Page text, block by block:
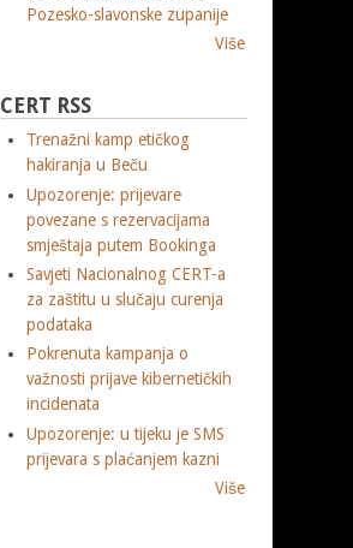
Pozesko-slavonske zupanije
Više
CERT RSS
Trenažni kamp etičkog
hakiranja u Beču
Upozorenje: prijevare
povezane s rezervacijama
smještaja putem Bookinga
Savjeti Nacionalnog CERT-a
za zaštitu u slučaju curenja
podataka
Pokrenuta kampanja o
važnosti prijave kibernetičkih
incidenata
Upozorenje: u tijeku je SMS
prijevara s plaćanjem kazni
Više